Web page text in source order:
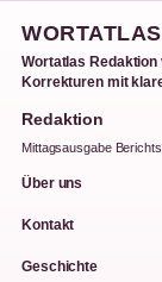
WORTATLAS
Wortatlas
Korrekturen mit
Redaktion
Mittagsausgabe
Über uns
Kontakt
Geschichte